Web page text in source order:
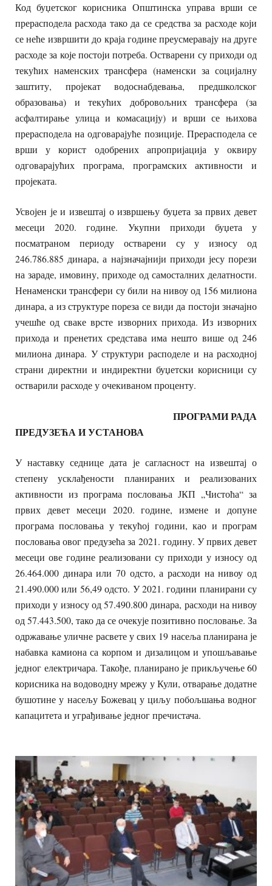
Код буџетског корисника Општинска управа врши се
прерасподела расхода тако да се средства за расходе који
се неће извршити до краја године преусмеравају на друге
расходе за које постоји потреба. Остварени су приходи од
текућих наменских трансфера (наменски за социјалну
заштиту, пројекат водоснабдевања, предшколског
образовања) и текућих добровољних трансфера (за
асфалтирање улица и комасацију) и врши се њихова
прерасподела на одговарајуће позиције. Прерасподела се
врши у корист одобрених апропријација у оквиру
одговарајућих програма, програмских активности и
пројеката.
Усвојен је и извештај о извршењу буџета за првих девет
месеци 2020. године. Укупни приходи буџета у
посматраном периоду остварени су у износу од
246.786.885 динара, а најзначајнији приходи јесу порези
на зараде, имовину, приходе од самосталних делатности.
Ненаменски трансфери су били на нивоу од 156 милиона
динара, а из структуре пореза се види да постоји значајно
учешће од сваке врсте изворних прихода. Из изворних
прихода и пренетих средстава има нешто више од 246
милиона динара. У структури расподеле и на расходној
страни директни и индиректни буџетски корисници су
остварили расходе у очекиваном проценту.
ПРОГРАМИ РАДА
ПРЕДУЗЕЋА И УСТАНОВА
У наставку седнице дата је сагласност на извештај о
степену усклађености планираних и реализованих
активности из програма пословања ЈКП „Чистоћа“ за
првих девет месеци 2020. године, измене и допуне
програма пословања у текућој години, као и програм
пословања овог предузећа за 2021. годину. У првих девет
месеци ове године реализовани су приходи у износу од
26.464.000 динара или 70 одсто, а расходи на нивоу од
21.490.000 или 56,49 одсто. У 2021. години планирани су
приходи у износу од 57.490.800 динара, расходи на нивоу
од 57.443.500, тако да се очекује позитивно пословање. За
одржавање уличне расвете у свих 19 насеља планирана је
набавка камиона са корпом и дизалицом и упошљавање
једног електричара. Такође, планирано је прикључење 60
корисника на водоводну мрежу у Кули, отварање додатне
бушотине у насељу Божевац у циљу побољшања водног
капацитета и уграђивање једног пречистача.